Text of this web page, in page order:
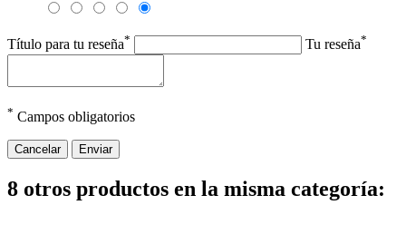
Título para tu reseña* Tu reseña*
* Campos obligatorios
Cancelar Enviar
8 otros productos en la misma categoría: